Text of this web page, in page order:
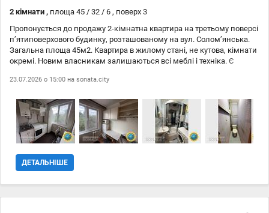
2 кімнати , площа 45 / 32 / 6 , поверх 3
Пропонується до продажу 2-кімнатна квартира на третьому поверсі
п’ятиповерхового будинку, розташованому на вул. Солом’янська.
Загальна площа 45м2. Квартира в жилому стані, не кутова, кімнати
окремі. Новим власникам залишаються всі меблі і техніка. Є
затишний зелений двір. Хороші сусіди, чистий під”їзд, є сухий
ТРЦ, Дніпро, пляж, магазини, аптеки та багато іншого. Документи
повністю готові до продажу, ніхто не прописаний. Ціна 48000$
Покази з 27 липня.
23.07.2026 о 15:00 на sonata.city
ДЕТАЛЬНІШЕ